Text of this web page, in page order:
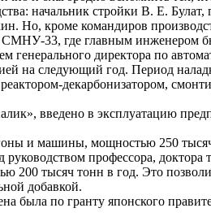
начальник стройки В. Е.
кроме командиров
СМНУ-33, где главным
генерального директора по
на следующий год. Период
декарбонизатором,
введено в эксплуатацию
и машины, мощностью 250
профессора, доктора
200 тысяч тонн в год. Это
добавкой.
была по гранту японского